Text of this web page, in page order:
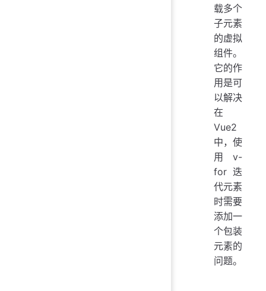
载多个
子元素
的虚拟
组件。
它的作
用是可
以解决
在
Vue2
中，使
用v-
for迭
代元素
时需要
添加一
个包装
元素的
问题。